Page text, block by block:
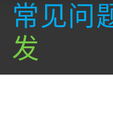
常见问
发